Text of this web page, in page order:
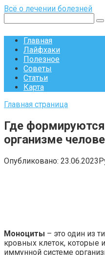
Перейти
контенту
Всё о лечении болезней
Главная
Лайфхаки
Полезное
Советы
Статьи
Карта
Главная страница
Где
организме
Опубликовано: 23.06.2023
Моноциты – это один из
кровных клеток, которые
иммунной системе